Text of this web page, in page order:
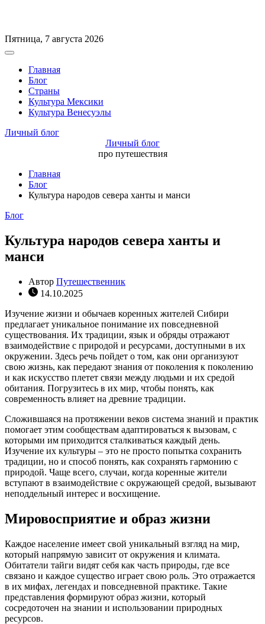
Перейти
к
Пятница, 7 августа 2026
Вне
холстаГлавная
Блог
Страны
Культура Мексики
Культура Венесуэлы
Личный блог
Личный блог
про путешествия
Главная
Блог
Культура народов севера ханты и манси
Рубрики
Блог
Культура народов севера ханты и
манси
Автор Путешественник
14.10.2025
Изучение жизни и обычаев коренных жителей Сибири
предлагает уникальное понимание их повседневной
существования. Их традиции, язык и обряды отражают
взаимодействие с природой и ресурсами, доступными в их
окружении. Здесь речь пойдет о том, как они организуют
свою жизнь, как передают знания от поколения к поколению
и как искусство плетет связи между людьми и их средой
обитания. Погрузитесь в их мир, чтобы понять, как
современность влияет на древние традиции.
Сложившаяся на протяжении веков система знаний и практик
помогает этим сообществам адаптироваться к вызовам, с
которыми им приходится сталкиваться каждый день.
Изучение их культуры – это не просто попытка сохранить
традиции, но и способ понять, как сохранять гармонию с
природой. Чаще всего, случаи, когда коренные жители
вступают в взаимодействие с окружающей средой, вызывают
неподдельный интерес и восхищение.
Мировосприятие и образ жизни
Каждое население имеет свой уникальный взгляд на мир,
который напрямую зависит от окружения и климата.
Обитатели тайги видят себя как часть природы, где все
связано и каждое существо играет свою роль. Это отражается
в их мифах, легендах и повседневной практике. Такие
представления формируют образ жизни, который
сосредоточен на знании и использовании природных
ресурсов.